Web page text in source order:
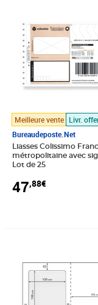
Meilleure vente Livr.
Bureaudeposte.net
Liasses Colissimo
métropolitaine avec
Lot de 25
47,88€